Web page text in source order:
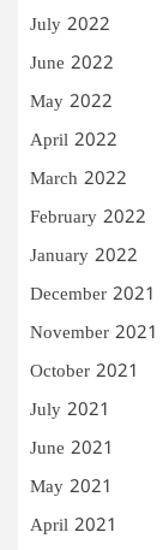
July 2022
June 2022
May 2022
April 2022
March 2022
February 2022
January 2022
December 2021
November 2021
October 2021
July 2021
June 2021
May 2021
April 2021